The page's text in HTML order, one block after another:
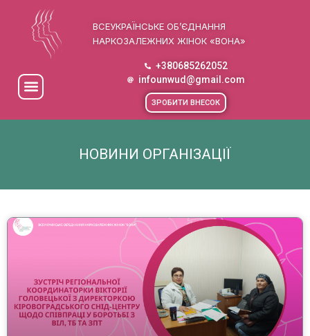
ВСЕУКРАЇНСЬКЕ ОБ’ЄДНАННЯ
НАРКОЗАЛЕЖНИХ ЖІНОК «ВОНА»
+380685262052
infounwud@gmail.com
ЗРОБИТИ ВНЕСОК
НОВИНИ ОРГАНІЗАЦІЇ